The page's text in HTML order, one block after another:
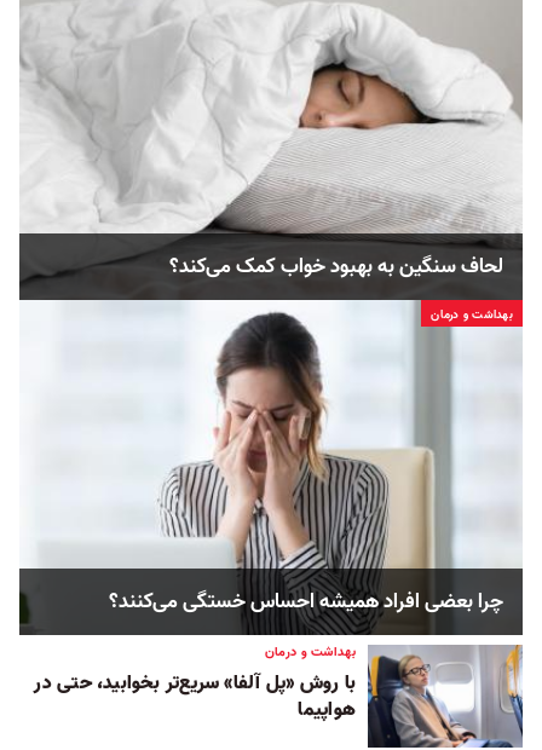
لحاف سنگین به بهبود خواب کمک می‌کند؟
بهداشت و درمان
چرا بعضی افراد همیشه احساس خستگی می‌کنند؟
بهداشت و درمان
با روش «پل آلفا» سریع‌تر بخوابید، حتی در
هواپیما